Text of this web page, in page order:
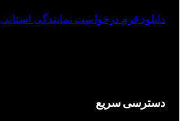
دانلود فرم درخواست نمایندگی استانی
دسترسی سریع